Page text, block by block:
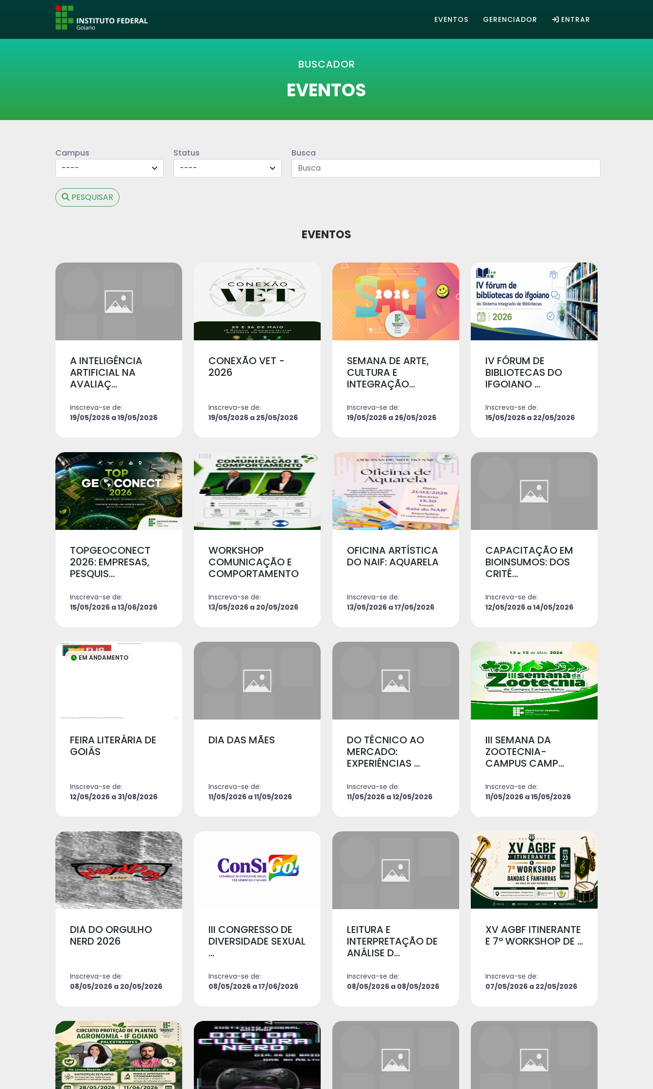
EVENTOS GERENCIADOR ENTRAR
BUSCADOR
EVENTOS
Campus Status Busca
PESQUISAR
EVENTOS
A INTELIGÊNCIA
ARTIFICIAL NA
AVALIAÇ...
Inscreva-se de:
19/05/2026 a 19/05/2026
CONEXÃO VET -
2026
Inscreva-se de:
19/05/2026 a 25/05/2026
SEMANA DE ARTE,
CULTURA E
INTEGRAÇÃO...
Inscreva-se de:
19/05/2026 a 26/05/2026
IV FÓRUM DE
BIBLIOTECAS DO
IFGOIANO ...
Inscreva-se de:
15/05/2026 a 22/05/2026
TOPGEOCONECT
2026: EMPRESAS,
PESQUIS...
Inscreva-se de:
15/05/2026 a 13/06/2026
WORKSHOP
COMUNICAÇÃO E
COMPORTAMENTO
Inscreva-se de:
13/05/2026 a 20/05/2026
OFICINA ARTÍSTICA
DO NAIF: AQUARELA
Inscreva-se de:
13/05/2026 a 17/05/2026
CAPACITAÇÃO EM
BIOINSUMOS: DOS
CRITÉ...
Inscreva-se de:
12/05/2026 a 14/05/2026
EM ANDAMENTO
FEIRA LITERÁRIA DE
GOIÁS
Inscreva-se de:
12/05/2026 a 31/08/2026
DIA DAS MÃES
Inscreva-se de:
11/05/2026 a 11/05/2026
DO TÉCNICO AO
MERCADO:
EXPERIÊNCIAS ...
Inscreva-se de:
11/05/2026 a 12/05/2026
III SEMANA DA
ZOOTECNIA-
CAMPUS CAMP...
Inscreva-se de:
11/05/2026 a 15/05/2026
DIA DO ORGULHO
NERD 2026
Inscreva-se de:
08/05/2026 a 20/05/2026
III CONGRESSO DE
DIVERSIDADE SEXUAL
...
Inscreva-se de:
08/05/2026 a 17/06/2026
LEITURA E
INTERPRETAÇÃO DE
ANÁLISE D...
Inscreva-se de:
08/05/2026 a 08/05/2026
XV AGBF ITINERANTE
E 7º WORKSHOP DE ...
Inscreva-se de:
07/05/2026 a 22/05/2026